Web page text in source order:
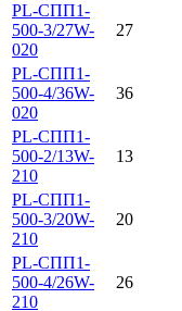
PL-СПП1-
500-3/27W-
020
27
PL-СПП1-
500-4/36W-
020
36
PL-СПП1-
500-2/13W-
210
13
PL-СПП1-
500-3/20W-
210
20
PL-СПП1-
500-4/26W-
210
26